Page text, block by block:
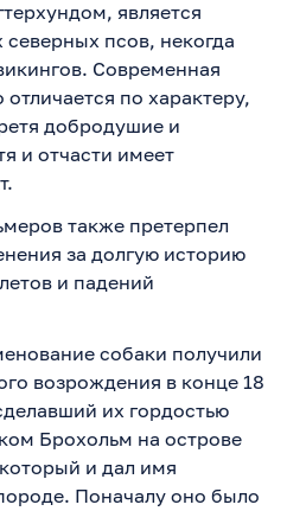
является
псов, некогда
Современная
по характеру,
добродушие и
и отчасти имеет
также претерпел
за долгую историю
и падений
собаки получили
возрождения в конце 18
их гордостью
Брохольм на острове
и дал имя
Поначалу оно было